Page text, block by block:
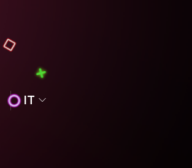
IT